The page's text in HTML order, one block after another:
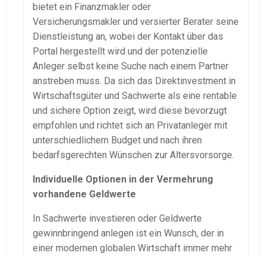
bietet ein Finanzmakler oder
Versicherungsmakler und versierter Berater seine
Dienstleistung an, wobei der Kontakt über das
Portal hergestellt wird und der potenzielle
Anleger selbst keine Suche nach einem Partner
anstreben muss. Da sich das Direktinvestment in
Wirtschaftsgüter und Sachwerte als eine rentable
und sichere Option zeigt, wird diese bevorzugt
empfohlen und richtet sich an Privatanleger mit
unterschiedlichem Budget und nach ihren
bedarfsgerechten Wünschen zur Altersvorsorge.
Individuelle Optionen in der Vermehrung
vorhandene Geldwerte
In Sachwerte investieren oder Geldwerte
gewinnbringend anlegen ist ein Wunsch, der in
einer modernen globalen Wirtschaft immer mehr